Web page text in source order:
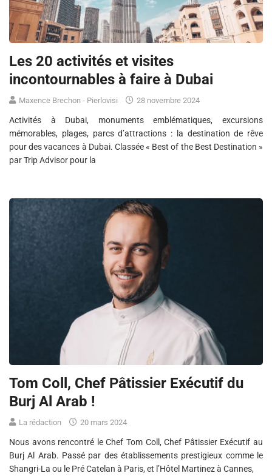
Les 20 activités et visites
incontournables à faire à Dubai
Maxence Brechon - Pierlovisi 28 novembre 2024
Activités à Dubai, monuments emblématiques, excursions
mémorables, plages, parcs d’attractions : la destination de rêve
pour des vacances à Dubai. Classée « Best of the Best Destination »
par Trip Advisor pour la
Tom Coll, Chef Pâtissier Exécutif du
Burj Al Arab !
La rédaction 20 mars 2024
Nous avons rencontré le Chef Tom Coll, Chef Pâtissier Exécutif au
Burj Al Arab. Passé par des établissements prestigieux comme le
Shangri-La ou le Pré Catelan à Paris, et l’Hôtel Martinez à Cannes,